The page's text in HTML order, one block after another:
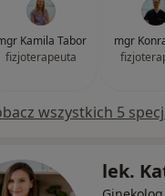
Kamila Tabor
fizjoterapeuta
mgr
wszystkich 5
lek.